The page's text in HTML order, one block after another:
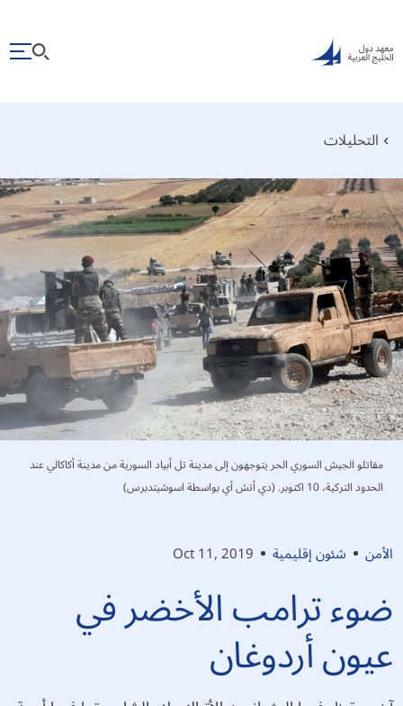
التحليلات
الأمن شئون إقليمية Oct 11, 2019
ضوء ترامب الأخضر في
عيون أردوغان
مقاتلو الجيش السوري الحر يتوجهون إلى مدينة تل أبياد السورية من مدينة أكاكالي عند
الحدود التركية، 10 اكتوبر. (دي أتش أي بواسطة اسوشيتدبرس)